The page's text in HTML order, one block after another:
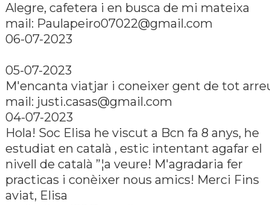
Alegre, cafetera i en busca de mi mateixa
mail: Paulapeiro07022@gmail.com
06-07-2023
05-07-2023
M'encanta viatjar i coneixer gent de tot
mail: justi.casas@gmail.com
04-07-2023
Hola! Soc Elisa he viscut a Bcn fa 8 anys, he
estudiat en català , estic intentant agafar el
nivell de català ”¦a veure! M'agradaria fer
practicas i conèixer nous amics! Merci Fins
aviat, Elisa